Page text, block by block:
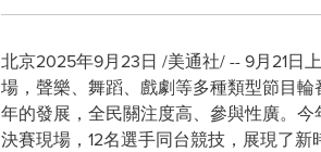
北京2025年9月23日 /美通社/ -- 9月21日
場，聲樂、舞蹈、戲劇等多種類型節目
年的發展，全民關注度高、參與性廣。
決賽現場，12名選手同台競技，展現了新